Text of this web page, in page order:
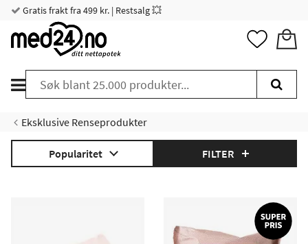
Gratis frakt fra 499 kr. | Restsalg 💥
Eksklusive Renseprodukter
Popularitet FILTER